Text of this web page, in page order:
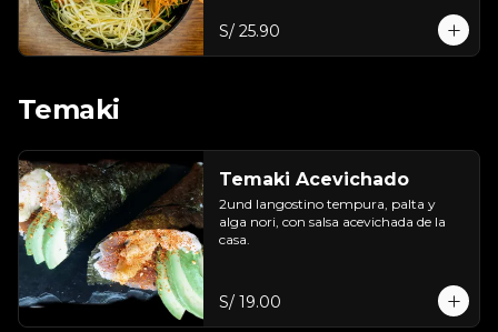
S/ 25.90
Temaki
Temaki Acevichado
2und langostino tempura, palta y
alga nori, con salsa acevichada de la
casa.
S/ 19.00